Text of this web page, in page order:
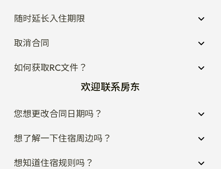
随时延长入住期限
取消合同
如何获取RC文件？
欢迎联系房东
您想更改合同日期吗？
想了解一下住宿周边吗？
想知道住宿规则吗？